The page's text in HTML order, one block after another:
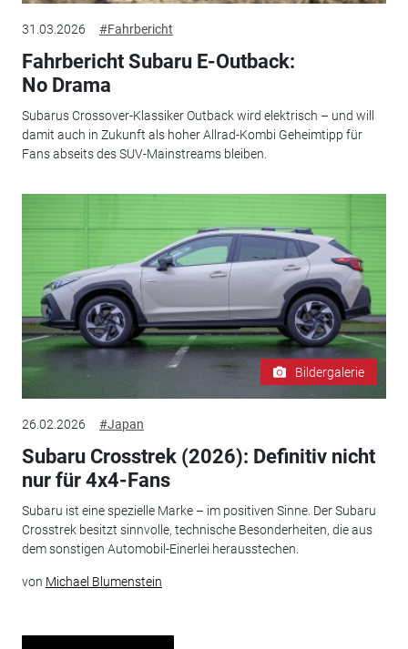
31.03.2026 #Fahrbericht
Fahrbericht Subaru E-Outback:
No Drama
Subarus Crossover-Klassiker Outback wird elektrisch – und will
damit auch in Zukunft als hoher Allrad-Kombi Geheimtipp für
Fans abseits des SUV-Mainstreams bleiben.
Bildergalerie
26.02.2026 #Japan
Subaru Crosstrek (2026): Definitiv nicht
nur für 4x4-Fans
Subaru ist eine spezielle Marke – im positiven Sinne. Der Subaru
Crosstrek besitzt sinnvolle, technische Besonderheiten, die aus
dem sonstigen Automobil-Einerlei herausstechen.
von Michael Blumenstein